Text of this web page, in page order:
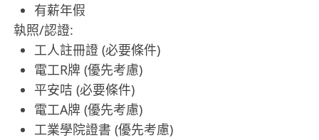
有薪年假
執照/認證:
工人註冊證 (必要條件)
電工R牌 (優先考慮)
平安咭 (必要條件)
電工A牌 (優先考慮)
工業學院證書 (優先考慮)